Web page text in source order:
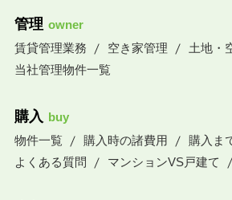
管理 owner
賃貸管理業務
空き家管理
土地・
当社管理物件一覧
購入 buy
物件一覧
購入時の諸費用
購入ま
よくある質問
マンションVS戸建て